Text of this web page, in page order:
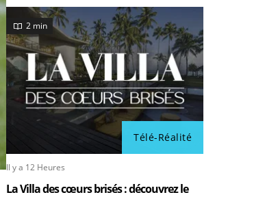
Télé-Réalité
2 min
Il y a 12 Heures
La Villa des cœurs brisés : découvrez le